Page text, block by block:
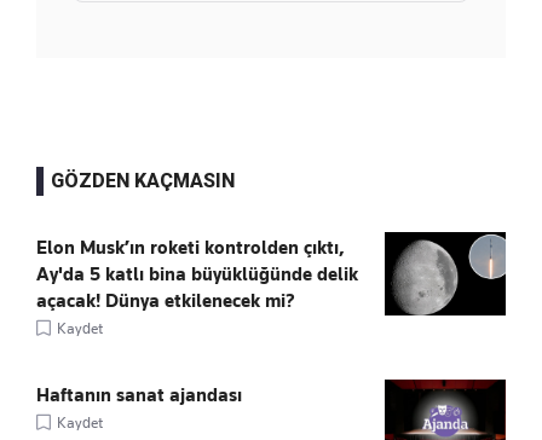
GÖZDEN KAÇMASIN
Elon Musk’ın roketi kontrolden çıktı,
Ay'da 5 katlı bina büyüklüğünde delik
açacak! Dünya etkilenecek mi?
Kaydet
Haftanın sanat ajandası
Kaydet